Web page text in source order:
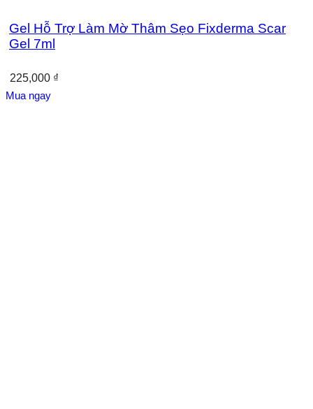
Gel Hỗ Trợ Làm Mờ Thâm Sẹo Fixderma Scar
Gel 7ml
225,000 ₫